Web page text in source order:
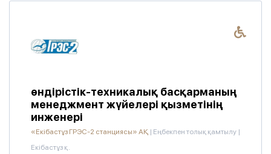
өндірістік-техникалық басқарманың
менеджмент жүйелері қызметінің
инженері
«Екібастұз ГРЭС-2 станциясы» АҚ | Еңбекпен толық қамтылу |
Екібастұз қ.